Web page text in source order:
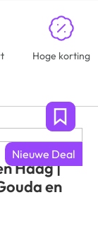
Hoge korting
Nieuwe Deal
Haag |
en